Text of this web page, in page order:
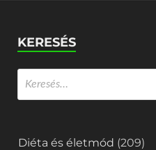
KERESÉS
Diéta és életmód (209)